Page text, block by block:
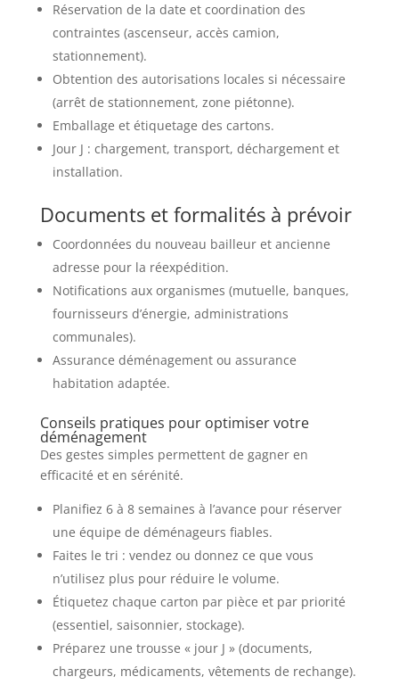
Réservation de la date et coordination des
contraintes (ascenseur, accès camion,
stationnement).
Obtention des autorisations locales si nécessaire
(arrêt de stationnement, zone piétonne).
Emballage et étiquetage des cartons.
Jour J : chargement, transport, déchargement et
installation.
Documents et formalités à prévoir
Coordonnées du nouveau bailleur et ancienne
adresse pour la réexpédition.
Notifications aux organismes (mutuelle, banques,
fournisseurs d’énergie, administrations
communales).
Assurance déménagement ou assurance
habitation adaptée.
Conseils pratiques pour optimiser votre
déménagement
Des gestes simples permettent de gagner en
efficacité et en sérénité.
Planifiez 6 à 8 semaines à l’avance pour réserver
une équipe de déménageurs fiables.
Faites le tri : vendez ou donnez ce que vous
n’utilisez plus pour réduire le volume.
Étiquetez chaque carton par pièce et par priorité
(essentiel, saisonnier, stockage).
Préparez une trousse « jour J » (documents,
chargeurs, médicaments, vêtements de rechange).